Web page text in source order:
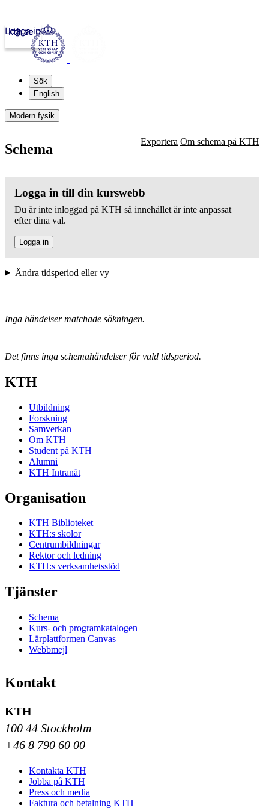
kth.se
Logga in
Sök
English
Modern fysik
Schema Exportera Om schema på KTH
Logga in till din kurswebb
Du är inte inloggad på KTH så innehållet är inte anpassat
efter dina val.
Logga in
Ändra tidsperiod eller vy
Inga händelser matchade sökningen.
Det finns inga schemahändelser för vald tidsperiod.
KTH
Utbildning
Forskning
Samverkan
Om KTH
Student på KTH
Alumni
KTH Intranät
Organisation
KTH Biblioteket
KTH:s skolor
Centrumbildningar
Rektor och ledning
KTH:s verksamhetsstöd
Tjänster
Schema
Kurs- och programkatalogen
Lärplattformen Canvas
Webbmejl
Kontakt
KTH
100 44 Stockholm
+46 8 790 60 00
Kontakta KTH
Jobba på KTH
Press och media
Faktura och betalning KTH